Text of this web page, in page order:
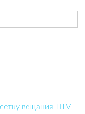
вещания TITV